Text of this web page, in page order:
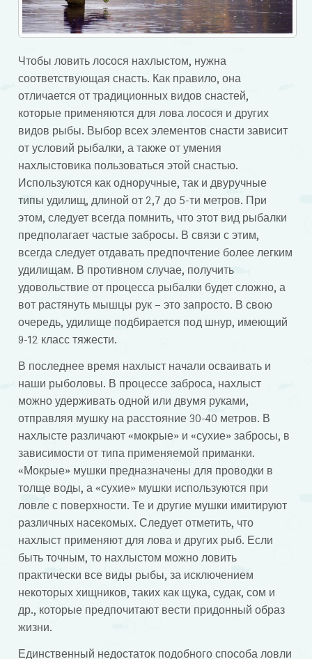
Чтобы ловить лосося нахлыстом, нужна
соответствующая снасть. Как правило, она
отличается от традиционных видов снастей,
которые применяются для лова лосося и других
видов рыбы. Выбор всех элементов снасти зависит
от условий рыбалки, а также от умения
нахлыстовика пользоваться этой снастью.
Используются как одноручные, так и двуручные
типы удилищ, длиной от 2,7 до 5-ти метров. При
этом, следует всегда помнить, что этот вид рыбалки
предполагает частые забросы. В связи с этим,
всегда следует отдавать предпочтение более легким
удилищам. В противном случае, получить
удовольствие от процесса рыбалки будет сложно, а
вот растянуть мышцы рук – это запросто. В свою
очередь, удилище подбирается под шнур, имеющий
9-12 класс тяжести.
В последнее время нахлыст начали осваивать и
наши рыболовы. В процессе заброса, нахлыст
можно удерживать одной или двумя руками,
отправляя мушку на расстояние 30-40 метров. В
нахлысте различают «мокрые» и «сухие» забросы, в
зависимости от типа применяемой приманки.
«Мокрые» мушки предназначены для проводки в
толще воды, а «сухие» мушки используются при
ловле с поверхности. Те и другие мушки имитируют
различных насекомых. Следует отметить, что
нахлыст применяют для лова и других рыб. Если
быть точным, то нахлыстом можно ловить
практически все виды рыбы, за исключением
некоторых хищников, таких как щука, судак, сом и
др., которые предпочитают вести придонный образ
жизни.
Единственный недостаток подобного способа ловли